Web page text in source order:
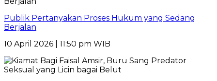
Publik Pertanyakan Proses Hukum yang Sedang
Berjalan
10 April 2026 | 11:50 pm WIB